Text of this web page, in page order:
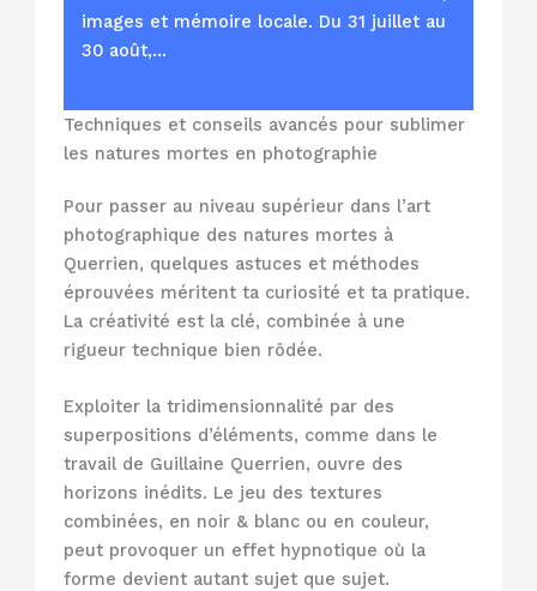
images et mémoire locale. Du 31 juillet au
30 août,…
Techniques et conseils avancés pour sublimer
les natures mortes en photographie
Pour passer au niveau supérieur dans l’art
photographique des natures mortes à
Querrien, quelques astuces et méthodes
éprouvées méritent ta curiosité et ta pratique.
La créativité est la clé, combinée à une
rigueur technique bien rôdée.
Exploiter la tridimensionnalité par des
superpositions d’éléments, comme dans le
travail de Guillaine Querrien, ouvre des
horizons inédits. Le jeu des textures
combinées, en noir & blanc ou en couleur,
peut provoquer un effet hypnotique où la
forme devient autant sujet que sujet.